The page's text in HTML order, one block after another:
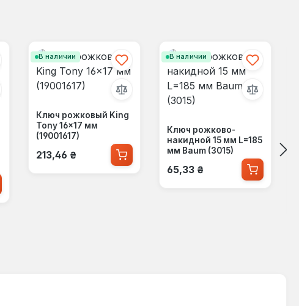
В наличии
Ключ рожковый King
Tony 16×17 мм
(19001617)
Обычная цена:
213,46 ₴
В наличии
Ключ рожково-
накидной 15 мм L=185
мм Baum (3015)
Обычная цена:
65,33 ₴